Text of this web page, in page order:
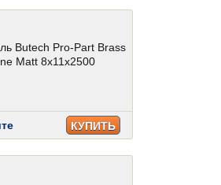
Butech Pro-Part Brass
Matt 8x11x2500
КУПИТЬ